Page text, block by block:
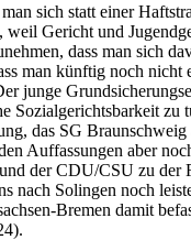
sich statt einer
weil Gericht und
dass man sich
man künftig noch nicht
junge
Sozialgerichtsbarkeit zu
das SG
Auffassungen aber
der CDU/CSU zu der
nach Solingen noch
Bremen damit